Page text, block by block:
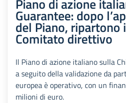
Guarantee: dopo
del Piano, ripartono
Comitato direttivo
Il Piano di azione italiano sulla
a seguito della validazione da
europea è operativo, con un
milioni di euro.